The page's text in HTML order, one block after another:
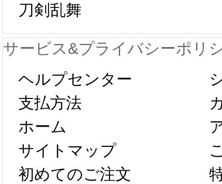
が一時停止いた
します。 2月5日
以後のご注文
は、2月25日か
らコスプレ制
プレ
新春
字半
第二
刀剣乱舞
サービス&プライバシーポリ
ヘルプセンター
支払方法
ホーム
サイトマップ
初めてのご注文